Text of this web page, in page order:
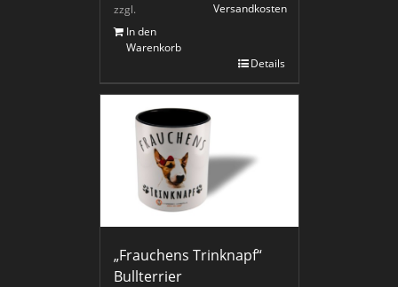
zzgl.
Versandkosten
In den
Warenkorb
Details
„Frauchens Trinknapf“
Bullterrier